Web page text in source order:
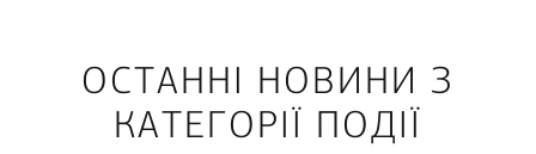
ОСТАННІ НОВИНИ З
КАТЕГОРІЇ ПОДІЇ